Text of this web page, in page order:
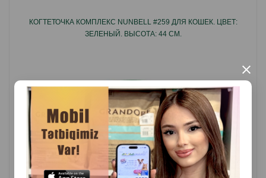
×
В связи с этим лучше с самого начала приучить ее к
Страна-производитель: Китай.
КОГТЕТОЧКА КОМПЛЕКС NUNBELL #259 ДЛЯ КОШЕК. ЦВЕТ:
ЗЕЛЕНЫЙ. ВЫСОТА: 44 СМ.